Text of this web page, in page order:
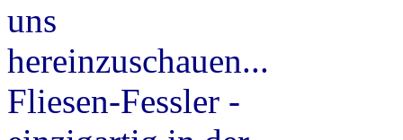
uns
hereinzuschauen...
Fliesen-Fessler -